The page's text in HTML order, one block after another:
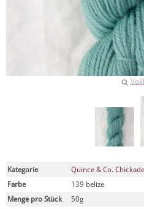
Kategorie
Quince & Co.
Farbe
139 belize
Menge pro Stück
50g